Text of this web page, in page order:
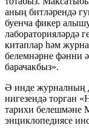
аның битләрендә
буенча фикер
лабораторияләрдә
китаплар һәм
белемнәрне фәнни
барачакбыз».
Ә инде журналның
нигезендә торган
тарихи белешмәне
энциклопедиясе